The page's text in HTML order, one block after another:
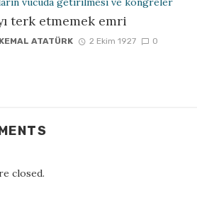
terk etmemek emri
ATATÜRK 2 Ekim 1927 0
closed.